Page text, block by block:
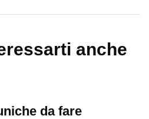
anche
da fare